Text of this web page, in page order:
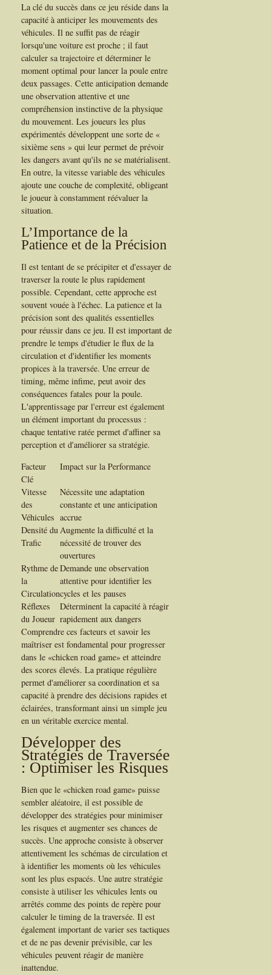
La clé du succès dans ce jeu réside dans la
capacité à anticiper les mouvements des
véhicules. Il ne suffit pas de réagir
lorsqu'une voiture est proche ; il faut
calculer sa trajectoire et déterminer le
moment optimal pour lancer la poule entre
deux passages. Cette anticipation demande
une observation attentive et une
compréhension instinctive de la physique
du mouvement. Les joueurs les plus
expérimentés développent une sorte de «
sixième sens » qui leur permet de prévoir
les dangers avant qu'ils ne se matérialisent.
En outre, la vitesse variable des véhicules
ajoute une couche de complexité, obligeant
le joueur à constamment réévaluer la
situation.
L’Importance de la
Patience et de la Précision
Il est tentant de se précipiter et d'essayer de
traverser la route le plus rapidement
possible. Cependant, cette approche est
souvent vouée à l'échec. La patience et la
précision sont des qualités essentielles
pour réussir dans ce jeu. Il est important de
prendre le temps d'étudier le flux de la
circulation et d'identifier les moments
propices à la traversée. Une erreur de
timing, même infime, peut avoir des
conséquences fatales pour la poule.
L'apprentissage par l'erreur est également
un élément important du processus :
chaque tentative ratée permet d'affiner sa
perception et d'améliorer sa stratégie.
Facteur
Clé
Impact sur la Performance
Vitesse
des
Véhicules
Nécessite une adaptation
constante et une anticipation
accrue
Densité du
Trafic
Augmente la difficulté et la
nécessité de trouver des
ouvertures
Rythme de
la
Circulation
Demande une observation
attentive pour identifier les
cycles et les pauses
Réflexes
du Joueur
Déterminent la capacité à réagir
rapidement aux dangers
Comprendre ces facteurs et savoir les
maîtriser est fondamental pour progresser
dans le «chicken road game» et atteindre
des scores élevés. La pratique régulière
permet d'améliorer sa coordination et sa
capacité à prendre des décisions rapides et
éclairées, transformant ainsi un simple jeu
en un véritable exercice mental.
Développer des
Stratégies de Traversée
: Optimiser les Risques
Bien que le «chicken road game» puisse
sembler aléatoire, il est possible de
développer des stratégies pour minimiser
les risques et augmenter ses chances de
succès. Une approche consiste à observer
attentivement les schémas de circulation et
à identifier les moments où les véhicules
sont les plus espacés. Une autre stratégie
consiste à utiliser les véhicules lents ou
arrêtés comme des points de repère pour
calculer le timing de la traversée. Il est
également important de varier ses tactiques
et de ne pas devenir prévisible, car les
véhicules peuvent réagir de manière
inattendue.